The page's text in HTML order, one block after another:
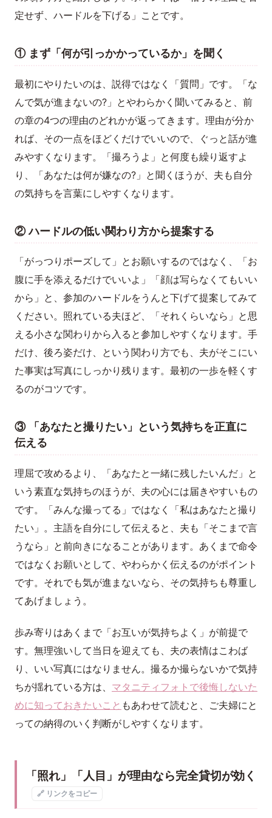
定せず、ハードルを下げる」ことです。
① まず「何が引っかかっているか」を聞く
最初にやりたいのは、説得ではなく「質問」です。「な
んで気が進まないの?」とやわらかく聞いてみると、前
の章の4つの理由のどれかが返ってきます。理由が分か
れば、その一点をほどくだけでいいので、ぐっと話が進
みやすくなります。「撮ろうよ」と何度も繰り返すよ
り、「あなたは何が嫌なの?」と聞くほうが、夫も自分
の気持ちを言葉にしやすくなります。
② ハードルの低い関わり方から提案する
「がっつりポーズして」とお願いするのではなく、「お
腹に手を添えるだけでいいよ」「顔は写らなくてもいい
から」と、参加のハードルをうんと下げて提案してみて
ください。照れている夫ほど、「それくらいなら」と思
える小さな関わりから入ると参加しやすくなります。手
だけ、後ろ姿だけ、という関わり方でも、夫がそこにい
た事実は写真にしっかり残ります。最初の一歩を軽くす
るのがコツです。
③ 「あなたと撮りたい」という気持ちを正直に
伝える
理屈で攻めるより、「あなたと一緒に残したいんだ」と
いう素直な気持ちのほうが、夫の心には届きやすいもの
です。「みんな撮ってる」ではなく「私はあなたと撮り
たい」。主語を自分にして伝えると、夫も「そこまで言
うなら」と前向きになることがあります。あくまで命令
ではなくお願いとして、やわらかく伝えるのがポイント
です。それでも気が進まないなら、その気持ちも尊重し
てあげましょう。
歩み寄りはあくまで「お互いが気持ちよく」が前提で
す。無理強いして当日を迎えても、夫の表情はこわば
り、いい写真にはなりません。撮るか撮らないかで気持
ちが揺れている方は、 マタニティフォトで後悔しないた
めに知っておきたいこと もあわせて読むと、ご夫婦にと
っての納得のいく判断がしやすくなります。
「照れ」「人目」が理由なら完全貸切が効く
🔗 リンクをコピー